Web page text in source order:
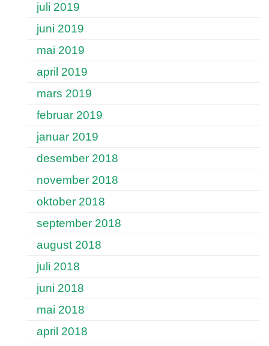
juli 2019
juni 2019
mai 2019
april 2019
mars 2019
februar 2019
januar 2019
desember 2018
november 2018
oktober 2018
september 2018
august 2018
juli 2018
juni 2018
mai 2018
april 2018